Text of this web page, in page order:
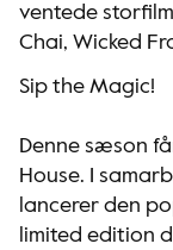
ventede
Chai, Wicked
Sip the Magic!
Denne sæson
House. I
lancerer den
limited edition